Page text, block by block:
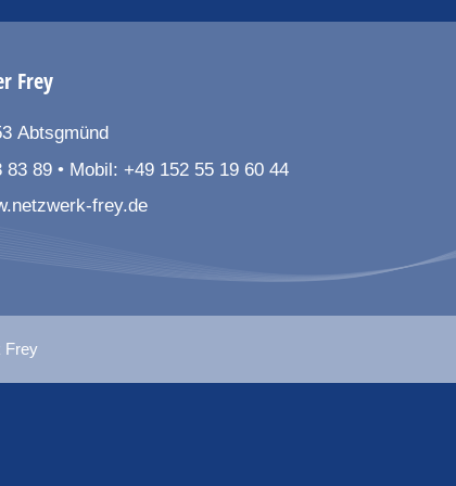
Frey
Abtsgmünd
83 89 Mobil: +49 152 55 19 60 44
frey.de
Frey